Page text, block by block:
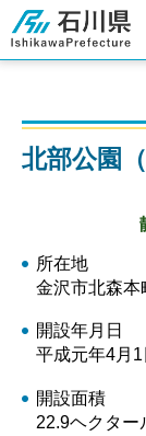
石川県
北部公園
所在地
金沢市北森本
開設年月日
平成元年4月1
開設面積
22.9ヘクター